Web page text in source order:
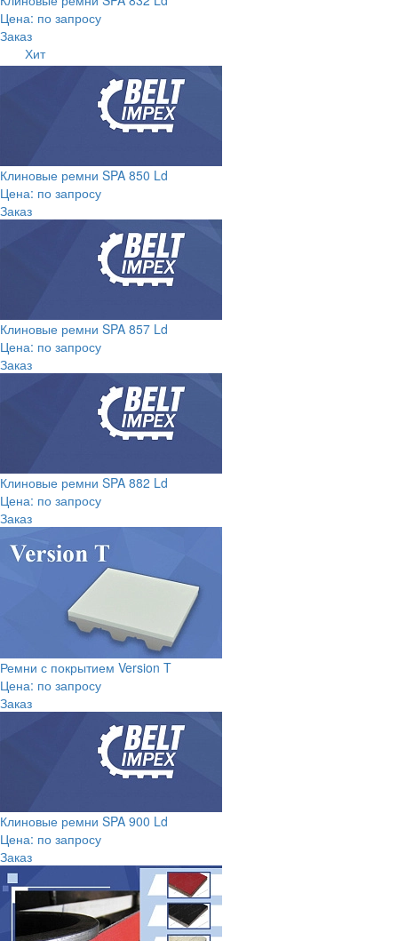
Цена: по запросу
Заказ
Хит
Клиновые ремни SPA 850 Ld
Цена: по запросу
Заказ
Клиновые ремни SPA 857 Ld
Цена: по запросу
Заказ
Клиновые ремни SPA 882 Ld
Цена: по запросу
Заказ
Ремни с покрытием Version T
Цена: по запросу
Заказ
Клиновые ремни SPA 900 Ld
Цена: по запросу
Заказ